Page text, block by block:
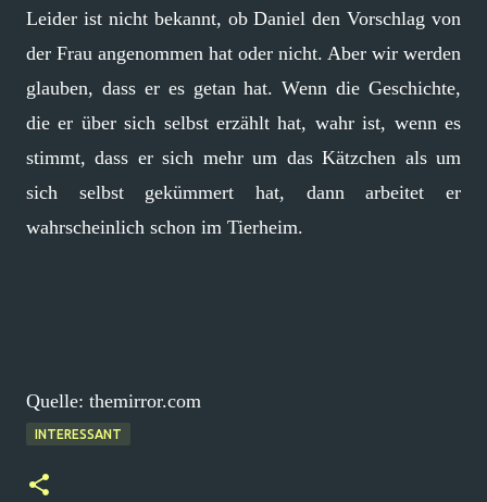
Leider ist nicht bekannt, ob Daniel den Vorschlag von
der Frau angenommen hat oder nicht. Aber wir werden
glauben, dass er es getan hat. Wenn die Geschichte,
die er über sich selbst erzählt hat, wahr ist, wenn es
stimmt, dass er sich mehr um das Kätzchen als um
sich selbst gekümmert hat, dann arbeitet er
wahrscheinlich schon im Tierheim.
Quelle: themirror.com
INTERESSANT